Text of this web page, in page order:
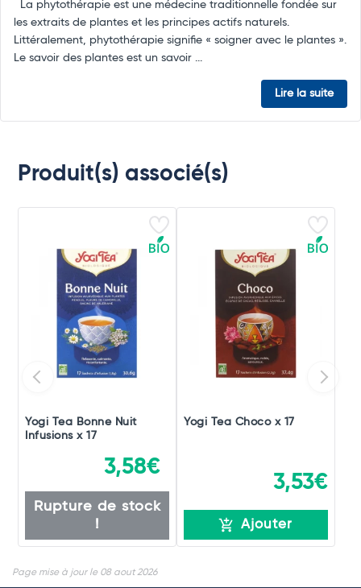
La phytothérapie est une médecine traditionnelle fondée sur
les extraits de plantes et les principes actifs naturels.
Littéralement, phytothérapie signifie « soigner avec le plantes ».
Le savoir des plantes est un savoir ...
Lire la suite
Produit(s) associé(s)
Yogi Tea Bonne Nuit
Infusions x 17
3,58€
Rupture de stock
!
Yogi Tea Choco x 17
3,53€
Ajouter
Page mise à jour le 08 aout 2026